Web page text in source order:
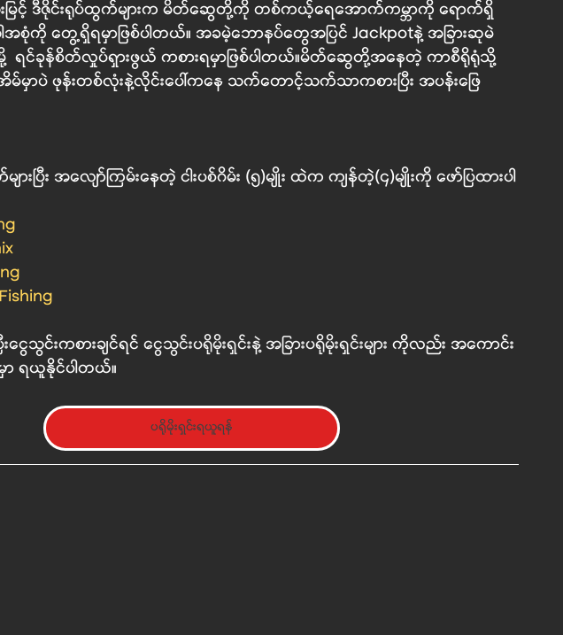
မြင့် ဒီဇိုင်းရုပ်ထွက်များက မိတ်ဆွေတို့ကို တစ်ကယ့်ရေအောက်ကမ္ဘာကို ရောက်ရှိ
စုံကို တွေ့ရှိရမှာဖြစ်ပါတယ်။ အခမဲ့ဘောနပ်တွေအပြင် Jackpotနဲ့ အခြားဆုမဲ
တာမို့  ရင်ခုန်စိတ်လှုပ်ရှားဖွယ် ကစားရမှာဖြစ်ပါတယ်။မိတ်ဆွေတို့အနေတဲ့ ကာစီရိုရုံသို့
မှာပဲ ဖုန်းတစ်လုံးနဲ့လိုင်းပေါ်ကနေ သက်တောင့်သက်သာကစားပြီး အပန်းဖြေ
းပြီး အလျော်ကြမ်းနေတဲ့ ငါးပစ်ဂိမ်း (၅)မျိုး ထဲက ကျန်တဲ့(၄)မျိုးကို ဖော်ပြထားပါ
ေသွင်းကစားချင်ရင် ငွေသွင်းပရိုမိုးရှင်းနဲ့ အခြားပရိုမိုးရှင်းများ ကိုလည်း အကောင်း
မှာ ရယူနိုင်ပါတယ်။
ပရိုမိုးရှင်းရယူရန်